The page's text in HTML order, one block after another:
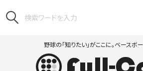
野球の「知りたい」がここに。ベースボ